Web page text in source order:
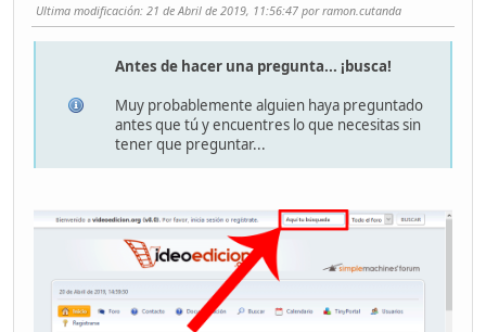
Ultima modificación: 21 de Abril de 2019, 11:56:47 por ramon.cutanda
Antes de hacer una pregunta... ¡busca!
Muy probablemente alguien haya preguntado
antes que tú y encuentres lo que necesitas sin
tener que preguntar...